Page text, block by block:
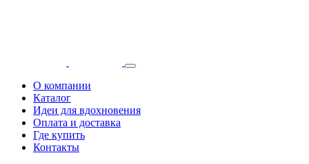
О компании
Каталог
Идеи для вдохновения
Оплата и доставка
Где купить
Контакты